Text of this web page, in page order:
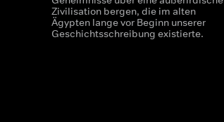
Zivilisation bergen, die im alten
Ägypten lange vor Beginn unserer
Geschichtsschreibung existierte.